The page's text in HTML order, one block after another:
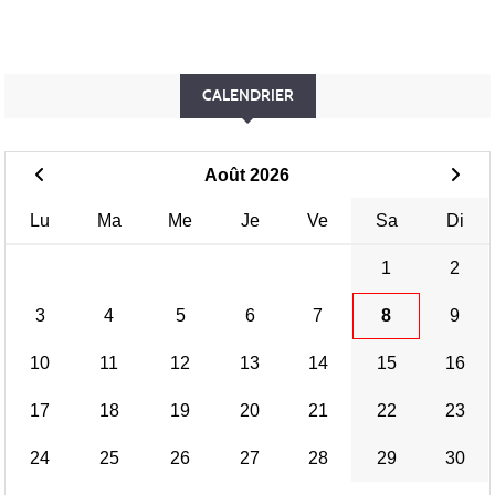
CALENDRIER
Août 2026
Lu Ma Me Je Ve Sa Di
1 2
3 4 5 6 7 8 9
10 11 12 13 14 15 16
17 18 19 20 21 22 23
24 25 26 27 28 29 30